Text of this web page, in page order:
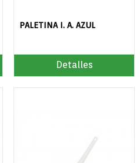
PALETINA I. A. AZUL
Detalles